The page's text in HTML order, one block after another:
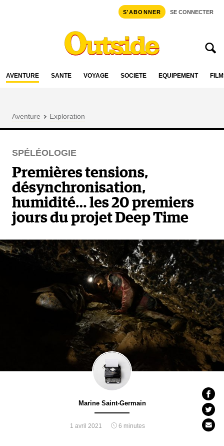
S'ABONNER SE CONNECTER
AVENTURE SANTÉ VOYAGE SOCIÉTÉ ÉQUIPEMENT
Aventure Exploration
SPÉLÉOLOGIE
Premières tensions,
désynchronisation,
humidité… les 20 premiers
jours du projet Deep Time
Marine Saint-Germain
1 avril 2021 6 minutes